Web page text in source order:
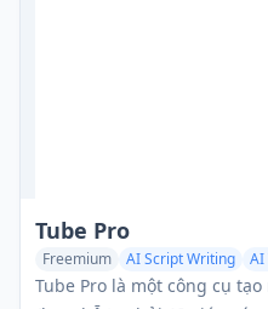
Tube Pro
Freemium AI Script Writing
AI
AI YouTube Assistant
Tube Pro là một công cụ